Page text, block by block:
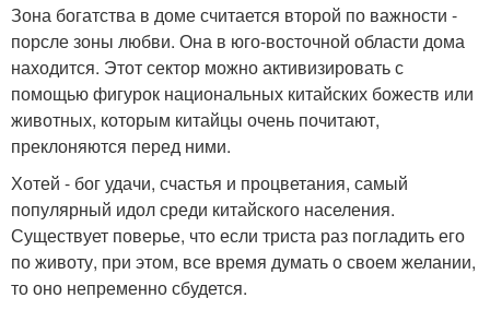
Зона богатства в доме считается второй по важности -
порсле зоны любви. Она в юго-восточной области дома
находится. Этот сектор можно активизировать с
помощью фигурок национальных китайских божеств или
животных, которым китайцы очень почитают,
преклоняются перед ними.
Хотей - бог удачи, счастья и процветания, самый
популярный идол среди китайского населения.
Существует поверье, что если триста раз погладить его
по животу, при этом, все время думать о своем желании,
то оно непременно сбудется.